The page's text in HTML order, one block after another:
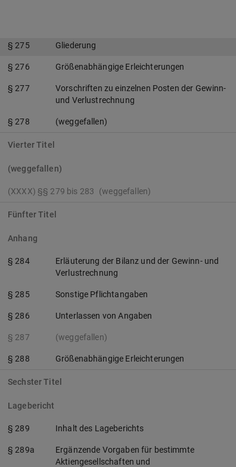
§ 275 Gliederung
§ 276 Größenabhängige Erleichterungen
§ 277
Vorschriften zu einzelnen Posten der Gewinn-
und Verlustrechnung
§ 278 (weggefallen)
Vierter Titel
(weggefallen)
(XXXX) §§ 279 bis 283 (weggefallen)
Fünfter Titel
Anhang
§ 284
Erläuterung der Bilanz und der Gewinn- und
Verlustrechnung
§ 285 Sonstige Pflichtangaben
§ 286 Unterlassen von Angaben
§ 287 (weggefallen)
§ 288 Größenabhängige Erleichterungen
Sechster Titel
Lagebericht
§ 289 Inhalt des Lageberichts
§ 289a
Ergänzende Vorgaben für bestimmte
Aktiengesellschaften und